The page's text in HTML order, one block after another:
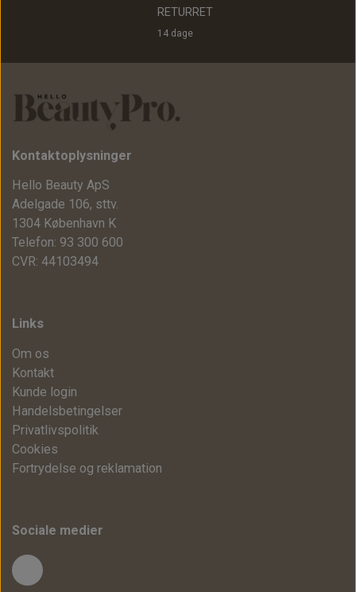
RETURRET
14 dage
Kontaktoplysninger
Hello Beauty ApS
Adelgade 106, sttv.
1304 København K
Telefon: 93 300 600
CVR: 44103494
Links
Om os
Kontakt
Kunde login
Handelsbetingelser
Privatlivspolitik
Cookies
Fortrydelse og reklamation
Sociale medier